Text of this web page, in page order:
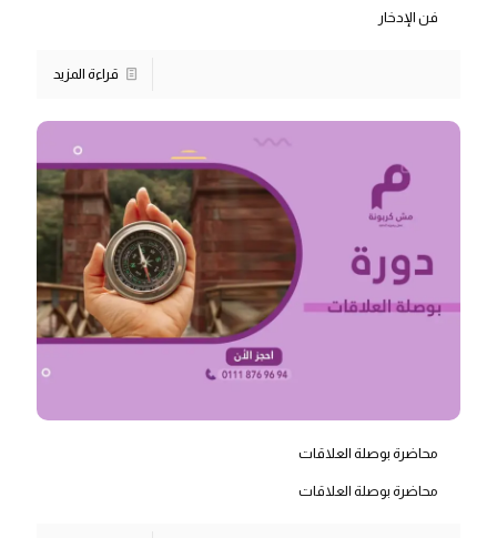
فن الإدخار
قراءة المزيد
محاضرة بوصلة العلاقات
محاضرة بوصلة العلاقات